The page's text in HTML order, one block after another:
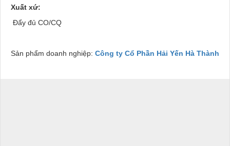
Xuất xứ:
Đẩy đủ CO/CQ
Sản phẩm doanh nghiệp: Công ty Cổ Phần Hải Yến Hà Thành